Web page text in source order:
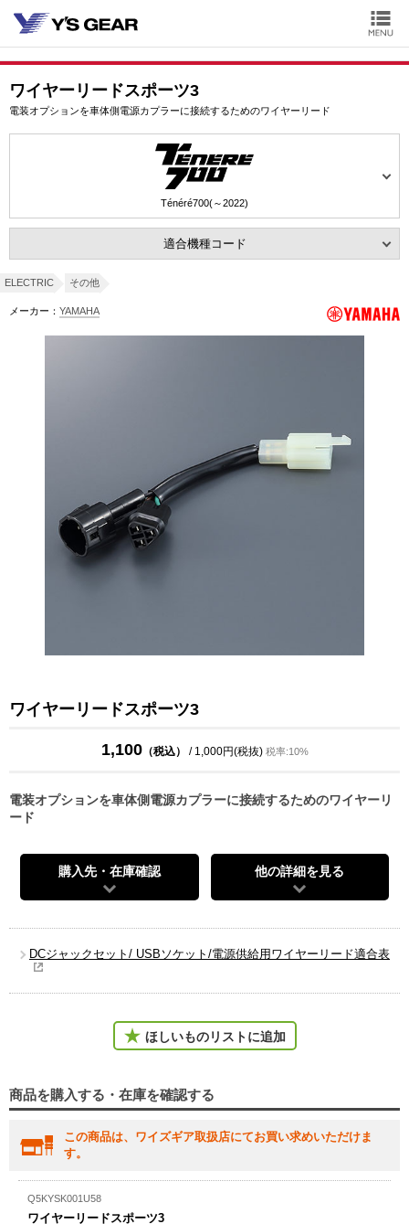
ワイヤーリードスポーツ3
電装オプションを車体側電源カプラーに接続するためのワイヤーリード
Ténéré700(～2022)
適合機種コード
ELECTRIC その他
メーカー： YAMAHA
ワイヤーリードスポーツ3
1,100（税込） / 1,000円(税抜) 税率:10%
電装オプションを車体側電源カプラーに接続するためのワイヤーリ
ード
購入先・在庫確認 他の詳細を見る
DCジャックセット/ USBソケット/電源供給用ワイヤーリード適合表
ほしいものリストに追加
商品を購入する・在庫を確認する
この商品は、ワイズギア取扱店にてお買い求めいただけま
す。
Q5KYSK001U58
ワイヤーリードスポーツ3